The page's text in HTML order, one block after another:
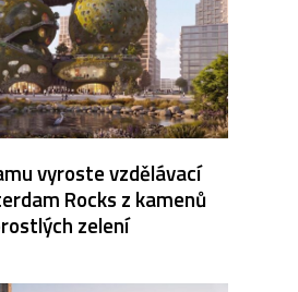
vyroste vzdělávací
Rocks z kamenů
zelení